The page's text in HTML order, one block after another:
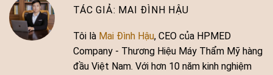
MAI ĐÌNH HẬU
Tôi là Mai Đình Hậu, CEO của HPMED
Company - Thương Hiệu Máy Thẩm Mỹ hàng
đầu Việt Nam. Với hơn 10 năm kinh nghiệm